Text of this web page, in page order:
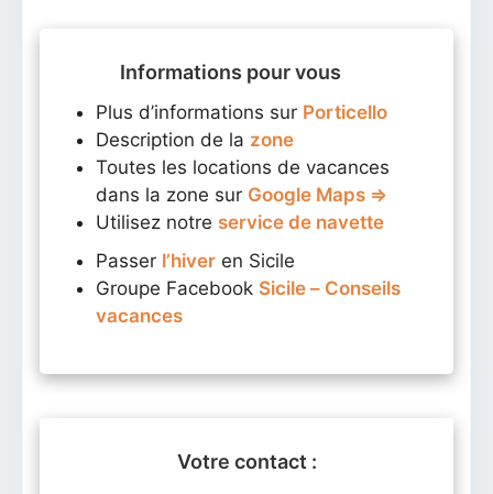
Informations pour vous
Plus d’informations sur Porticello
Description de la zone
Toutes les locations de vacances
dans la zone sur Google Maps ⇒
Utilisez notre service de navette
Passer l’hiver en Sicile
Groupe Facebook Sicile – Conseils
vacances
Votre contact :